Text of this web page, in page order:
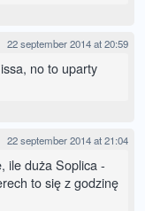
22 september 2014 at 20:59
no to uparty
22 september 2014 at 21:04
ile duża Soplica -
to się z godzinę